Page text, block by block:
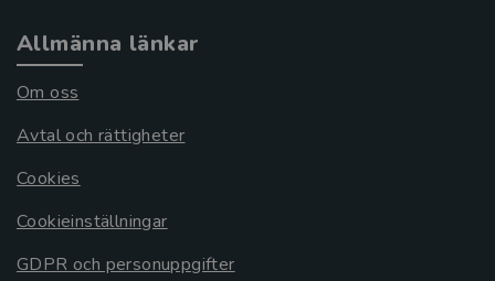
Allmänna länkar
Om oss
Avtal och rättigheter
Cookies
Cookieinställningar
GDPR och personuppgifter